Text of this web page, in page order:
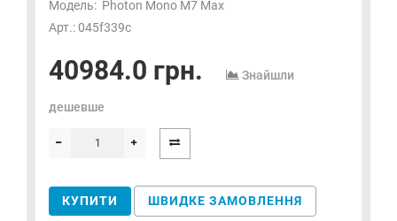
Модель: Photon Mono M7 Max
Арт.: 045f339c
40984.0 грн. Знайшли
дешевше
КУПИТИ ШВИДКЕ ЗАМОВЛЕННЯ